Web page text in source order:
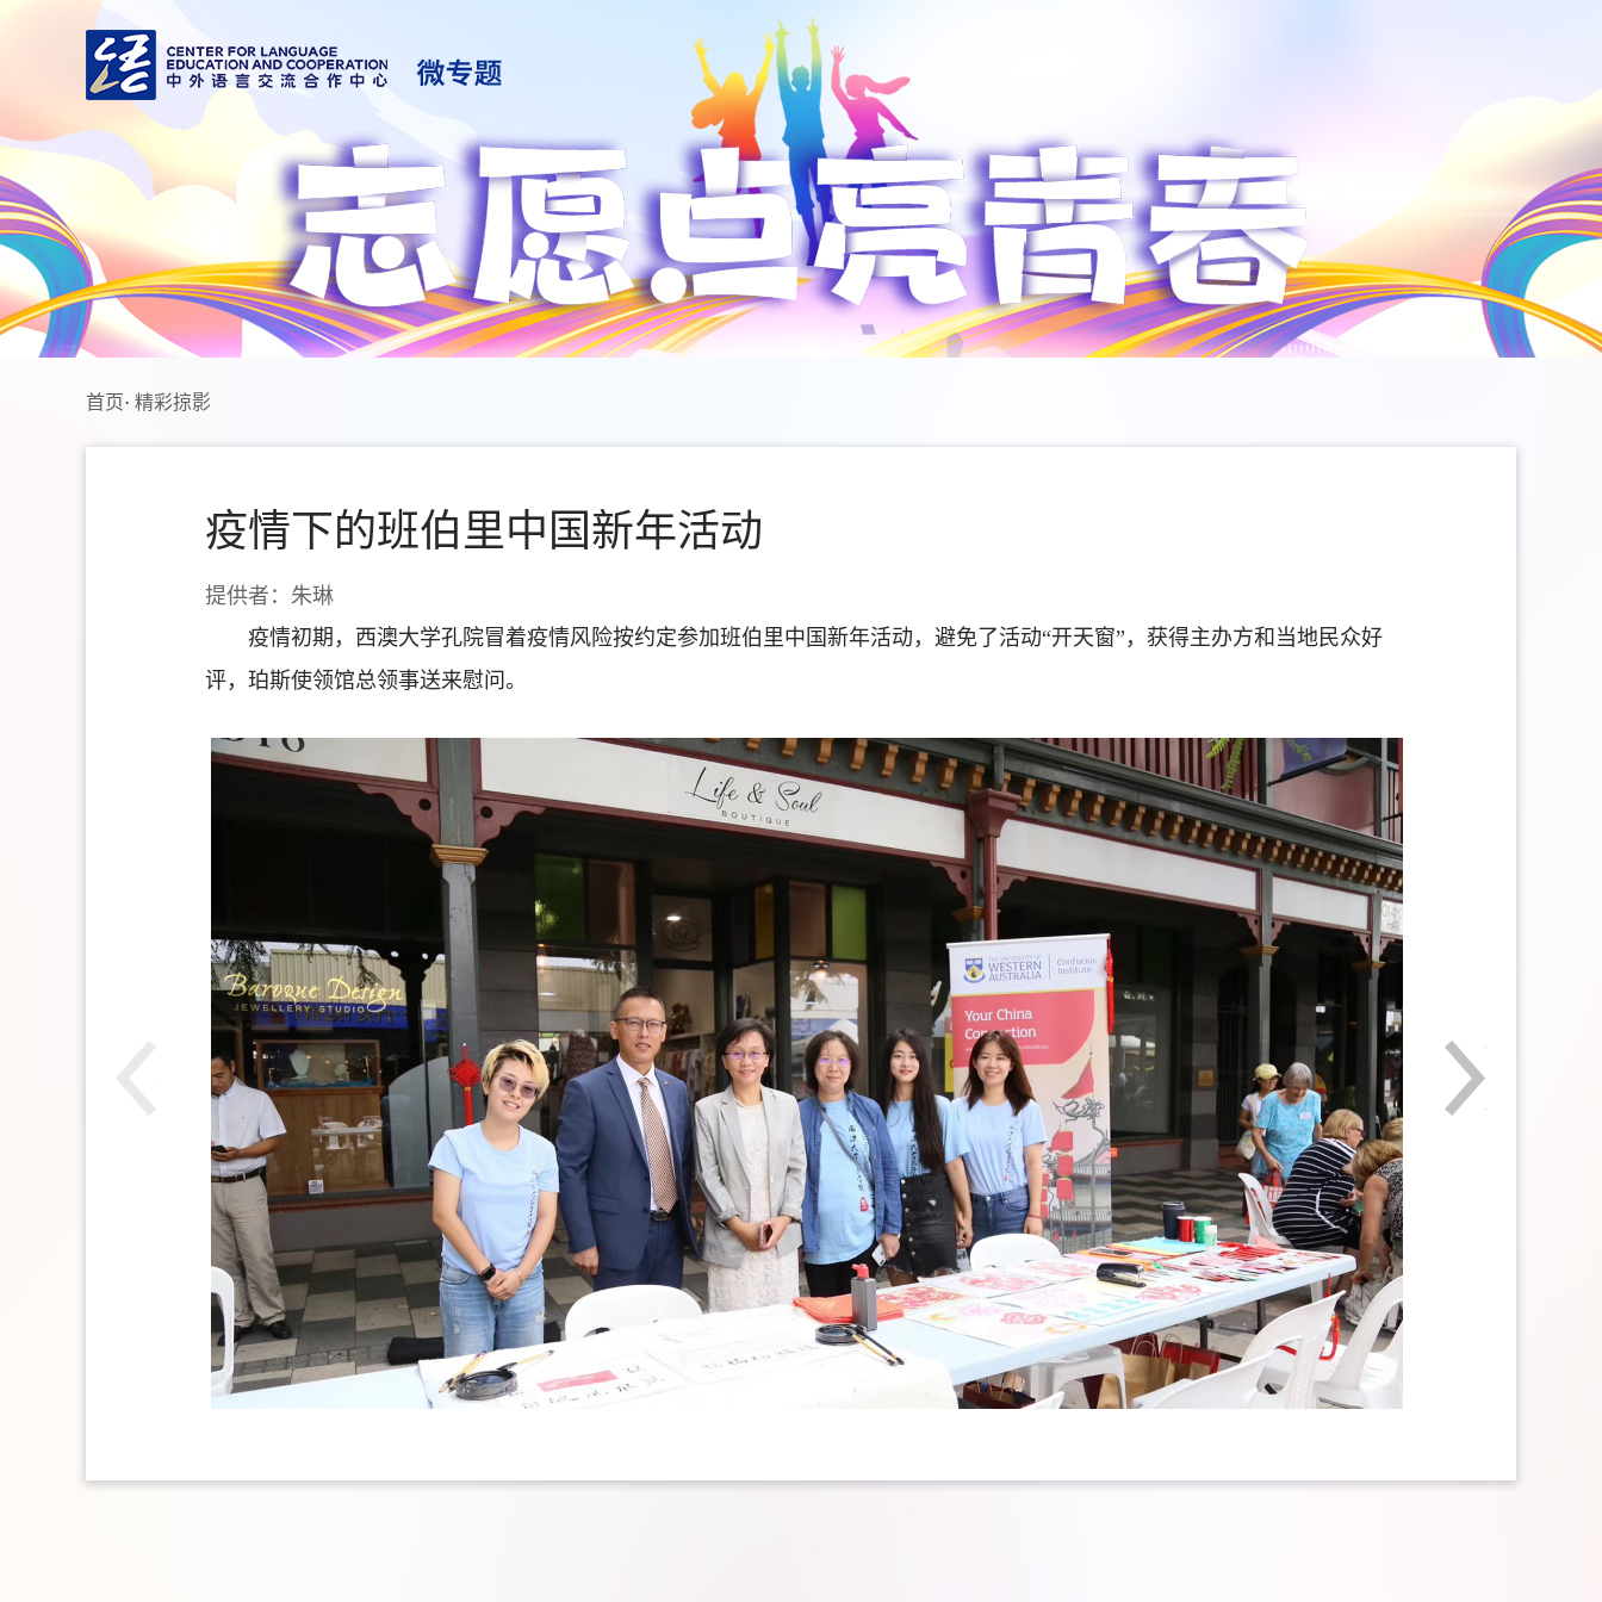
首页· 精彩掠影
疫情下的班伯里中国新年活动
提供者：朱琳
疫情初期，西澳大学孔院冒着疫情风险按约定参加班伯里中国新年活动，避免了活动“开天窗”，获得主办方和当地民众好
评，珀斯使领馆总领事送来慰问。